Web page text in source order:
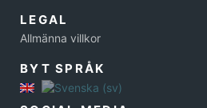
LEGAL
Allmänna villkor
BYT SPRÅK